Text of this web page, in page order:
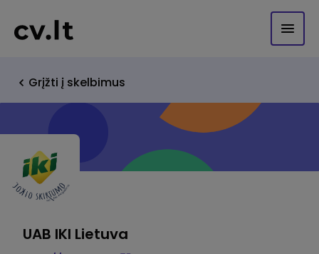
Grįžti į skelbimus
UAB IKI Lietuva